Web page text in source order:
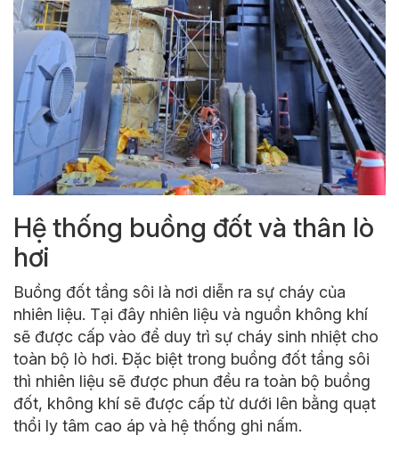
Hệ thống buồng đốt và thân lò
hơi
Buồng đốt tầng sôi là nơi diễn ra sự cháy của
nhiên liệu. Tại đây nhiên liệu và nguồn không khí
sẽ được cấp vào để duy trì sự cháy sinh nhiệt cho
toàn bộ lò hơi. Đặc biệt trong buồng đốt tầng sôi
thì nhiên liệu sẽ được phun đều ra toàn bộ buồng
đốt, không khí sẽ được cấp từ dưới lên bằng quạt
thổi ly tâm cao áp và hệ thống ghi nấm.